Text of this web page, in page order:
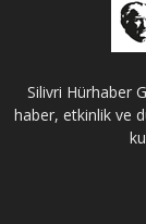
Silivri Hürhaber
haber, etkinlik ve